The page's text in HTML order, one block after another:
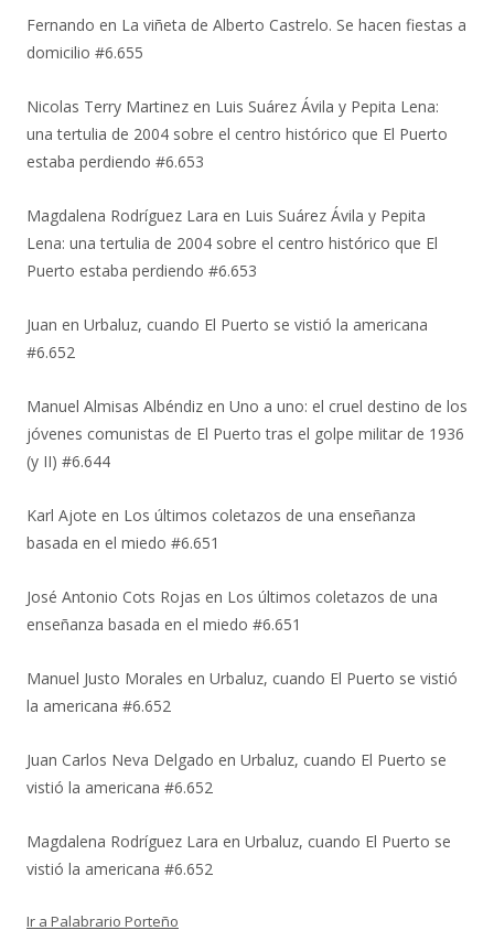
Fernando en La viñeta de Alberto Castrelo. Se hacen fiestas a
domicilio #6.655
Nicolas Terry Martinez en Luis Suárez Ávila y Pepita Lena:
una tertulia de 2004 sobre el centro histórico que El Puerto
estaba perdiendo #6.653
Magdalena Rodríguez Lara en Luis Suárez Ávila y Pepita
Lena: una tertulia de 2004 sobre el centro histórico que El
Puerto estaba perdiendo #6.653
Juan en Urbaluz, cuando El Puerto se vistió la americana
#6.652
Manuel Almisas Albéndiz en Uno a uno: el cruel destino de los
jóvenes comunistas de El Puerto tras el golpe militar de 1936
(y II) #6.644
Karl Ajote en Los últimos coletazos de una enseñanza
basada en el miedo #6.651
José Antonio Cots Rojas en Los últimos coletazos de una
enseñanza basada en el miedo #6.651
Manuel Justo Morales en Urbaluz, cuando El Puerto se vistió
la americana #6.652
Juan Carlos Neva Delgado en Urbaluz, cuando El Puerto se
vistió la americana #6.652
Magdalena Rodríguez Lara en Urbaluz, cuando El Puerto se
vistió la americana #6.652
Ir a Palabrario Porteño